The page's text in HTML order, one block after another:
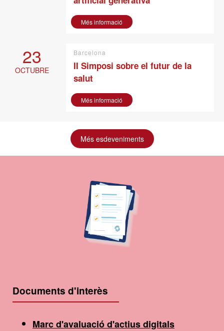
Més informació
23
OCTUBRE
Barcelona
II Simposi sobre el futur de la
salut
Més informació
Més esdeveniments
Documents d'interès
Marc d'avaluació d'actius digitals